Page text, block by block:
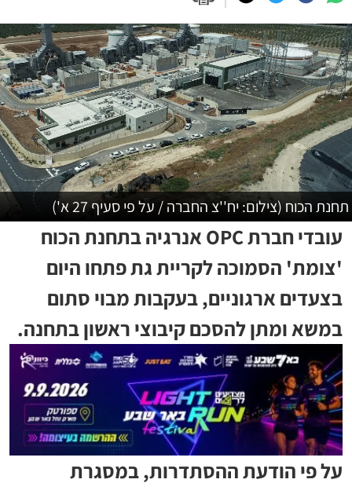
תחנת הכוח (צילום: יח''צ החברה / על פי סעיף 27 א')
עובדי חברת OPC אנרגיה בתחנת הכוח
'צומת' הסמוכה לקריית גת פתחו היום
בצעדים ארגוניים, בעקבות מבוי סתום
במשא ומתן להסכם קיבוצי ראשון בתחנה.
על פי הודעת ההסתדרות, במסגרת